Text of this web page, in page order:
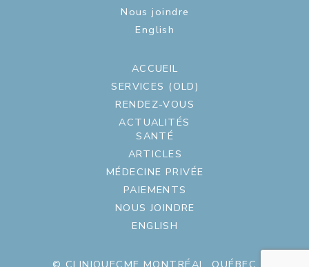
Nous joindre
English
ACCUEIL
SERVICES (OLD)
RENDEZ-VOUS
ACTUALITÉS
SANTÉ
ARTICLES
MÉDECINE PRIVÉE
PAIEMENTS
NOUS JOINDRE
ENGLISH